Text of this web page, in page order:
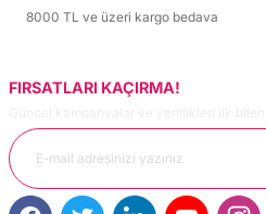
8000 TL ve üzeri kargo bedava
FIRSATLARI KAÇIRMA!